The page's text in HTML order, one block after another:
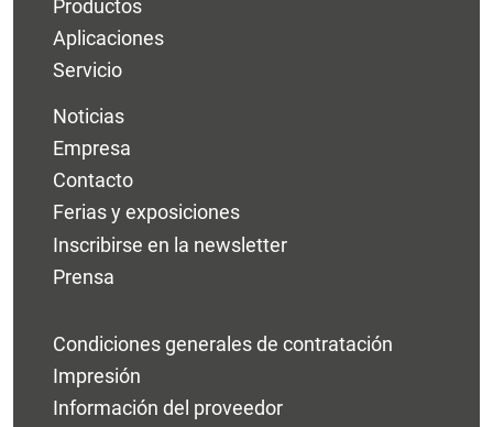
Productos
Aplicaciones
Servicio
Noticias
Empresa
Contacto
Ferias y exposiciones
Inscribirse en la newsletter
Prensa
Condiciones generales de contratación
Impresión
Información del proveedor